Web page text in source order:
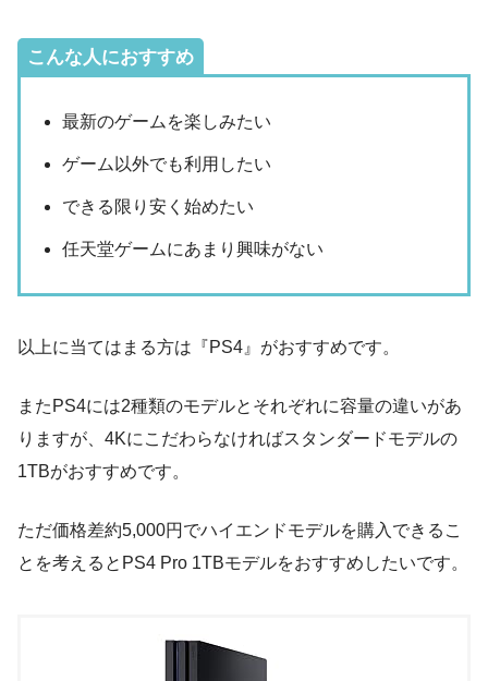
こんな人におすすめ
最新のゲームを楽しみたい
ゲーム以外でも利用したい
できる限り安く始めたい
任天堂ゲームにあまり興味がない
以上に当てはまる方は『PS4』がおすすめです。
またPS4には2種類のモデルとそれぞれに容量の違いがあ
りますが、4Kにこだわらなければスタンダードモデルの
1TBがおすすめです。
ただ価格差約5,000円でハイエンドモデルを購入できるこ
とを考えるとPS4 Pro 1TBモデルをおすすめしたいです。